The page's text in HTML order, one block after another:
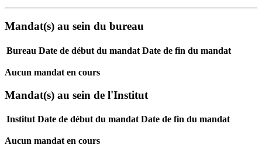
Mandat(s) au sein du bureau
Bureau Date de début du mandat Date de fin du mandat
Aucun mandat en cours
Mandat(s) au sein de l'Institut
Institut Date de début du mandat Date de fin du mandat
Aucun mandat en cours